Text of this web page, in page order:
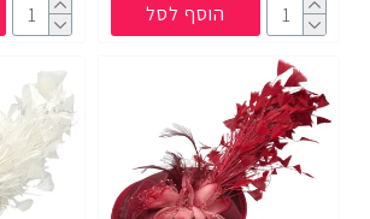
הוסף לסל